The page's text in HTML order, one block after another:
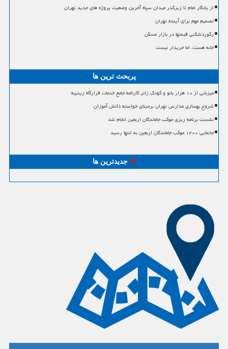
از یادگار امام تا زیرگذر میدان سپاه آخرین وضعیت پروژه های جدید تهران
تصمیم مهم برای آینده تهران
رکوردشکنی قیمتها در بازار مسکن
خانه هست، اما خریدار نیست
پربحث ترین ها
میزبانی از ۱۰ هزار بانو و کودک زائر کارنامه جامع خدمات قرارگاه زینبیه
شروع بهسازی مدارس تهران برمبنای خواسته دانش آموزان
نشست برنامه ریزی موکب جاماندگان اربعین انجام شد
جانمایی ۱۲۰۰ موکب جاماندگان اربعین به انتها رسید
جدیدترین ها